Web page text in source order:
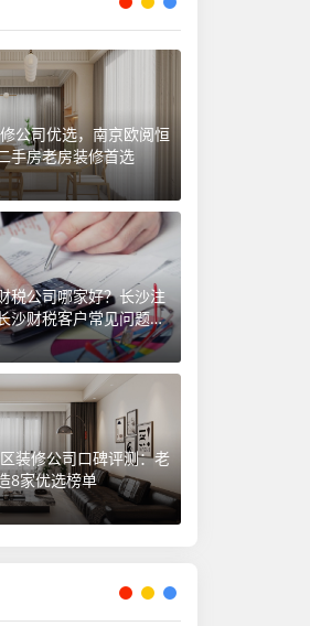
公司优选，南京欧阅恒
手房老房装修首选
税公司哪家好？长沙注
沙财税客户常见问题汇
专属解答）
装修公司口碑评测：老
8家优选榜单